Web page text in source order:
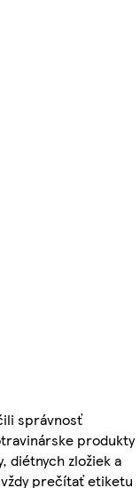
správnosť
produkty
diétnych zložiek a
prečítať etiketu